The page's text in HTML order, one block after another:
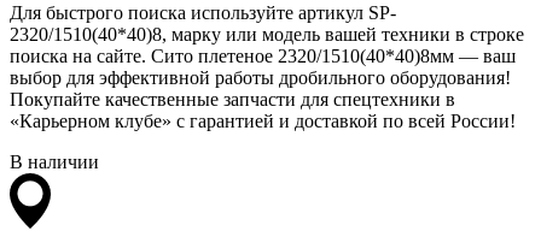
Для быстрого поиска используйте артикул SP-
2320/1510(40*40)8, марку или модель вашей техники в строке
поиска на сайте. Сито плетеное 2320/1510(40*40)8мм — ваш
выбор для эффективной работы дробильного оборудования!
Покупайте качественные запчасти для спецтехники в
«Карьерном клубе» с гарантией и доставкой по всей России!
В наличии